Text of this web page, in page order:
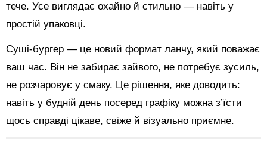
тече. Усе виглядає охайно й стильно — навіть у
простій упаковці.
Суші-бургер — це новий формат ланчу, який поважає
ваш час. Він не забирає зайвого, не потребує зусиль,
не розчаровує у смаку. Це рішення, яке доводить:
навіть у будній день посеред графіку можна з’їсти
щось справді цікаве, свіже й візуально приємне.